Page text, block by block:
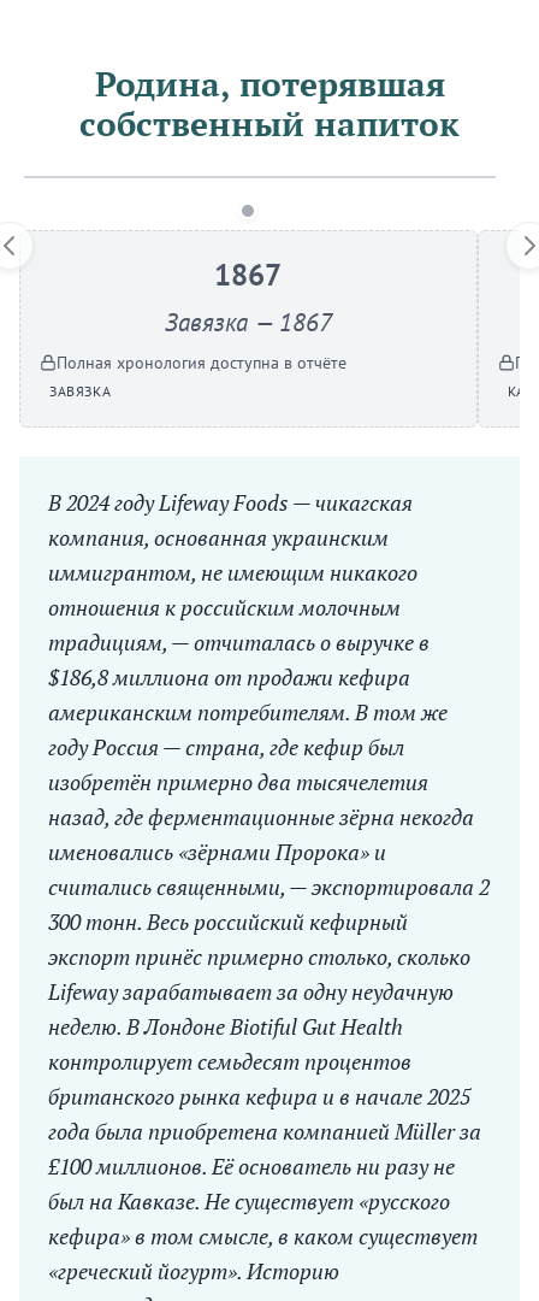
Родина, потерявшая
собственный напиток
1867
Завязка — 1867
Полная хронология доступна в отчёте
ЗАВЯЗКА
В 2024 году Lifeway Foods — чикагская
компания, основанная украинским
иммигрантом, не имеющим никакого
отношения к российским молочным
традициям, — отчиталась о выручке в
$186,8 миллиона от продажи кефира
американским потребителям. В том же
году Россия — страна, где кефир был
изобретён примерно два тысячелетия
назад, где ферментационные зёрна некогда
именовались «зёрнами Пророка» и
считались священными, — экспортировала 2
300 тонн. Весь российский кефирный
экспорт принёс примерно столько, сколько
Lifeway зарабатывает за одну неудачную
неделю. В Лондоне Biotiful Gut Health
контролирует семьдесят процентов
британского рынка кефира и в начале 2025
года была приобретена компанией Müller за
£100 миллионов. Её основатель ни разу не
был на Кавказе. Не существует «русского
кефира» в том смысле, в каком существует
«греческий йогурт». Историю